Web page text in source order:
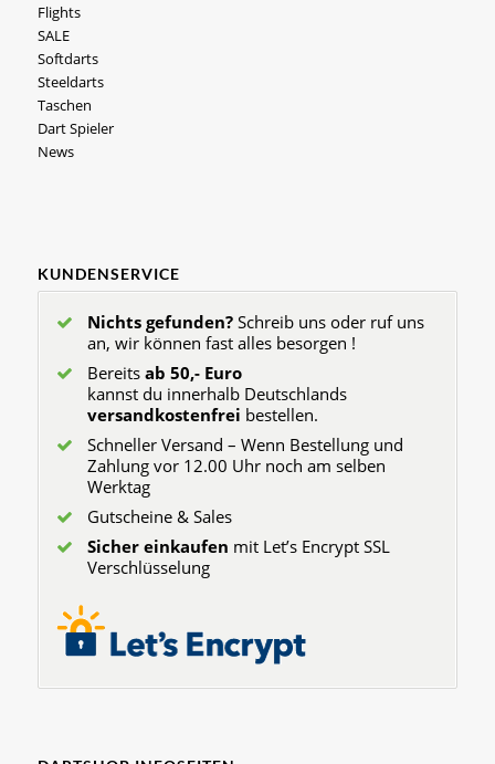
Flights
SALE
Softdarts
Steeldarts
Taschen
Dart Spieler
News
KUNDENSERVICE
Nichts gefunden?Schreib uns oder ruf uns
an, wir können fast alles besorgen !
Bereits ab 50,- Euro
kannst du innerhalb Deutschlands
versandkostenfrei bestellen.
Schneller Versand – Wenn Bestellung und
Zahlung vor 12.00 Uhr noch am selben
Werktag
Gutscheine & Sales
Sicher einkaufen mit Let’s Encrypt SSL
Verschlüsselung